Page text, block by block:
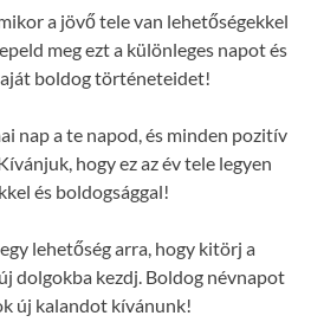
a jövő tele van lehetőségekkel
meg ezt a különleges napot és
boldog történeteidet!
nap a te napod, és minden pozitív
hogy ez az év tele legyen
és boldogsággal!
lehetőség arra, hogy kitörj a
dolgokba kezdj. Boldog névnapot
új kalandot kívánunk!